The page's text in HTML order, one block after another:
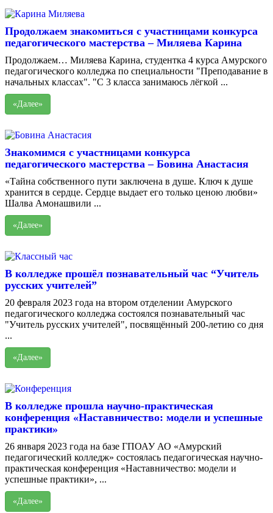
Продолжаем знакомиться с участницами конкурса
педагогического мастерства – Миляева Карина
Продолжаем… Миляева Карина, студентка 4 курса Амурского
педагогического колледжа по специальности "Преподавание в
начальных классах". "С 3 класса занимаюсь лёгкой ...
«Далее»
Знакомимся с участницами конкурса
педагогического мастерства – Бовина Анастасия
«Тайна собственного пути заключена в душе. Ключ к душе
хранится в сердце. Сердце выдает его только ценою любви»
Шалва Амонашвили ...
«Далее»
В колледже прошёл познавательный час “Учитель
русских учителей”
20 февраля 2023 года на втором отделении Амурского
педагогического колледжа состоялся познавательный час
"Учитель русских учителей", посвящённый 200-летию со дня
...
«Далее»
В колледже прошла научно-практическая
конференция «Наставничество: модели и успешные
практики»
26 января 2023 года на базе ГПОАУ АО «Амурский
педагогический колледж» состоялась педагогическая научно-
практическая конференция «Наставничество: модели и
успешные практики», ...
«Далее»